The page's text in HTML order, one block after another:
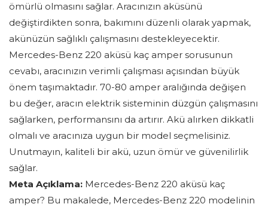
ömürlü olmasını sağlar. Aracınızın aküsünü
değiştirdikten sonra, bakımını düzenli olarak yapmak,
akünüzün sağlıklı çalışmasını destekleyecektir.
Mercedes-Benz 220 aküsü kaç amper sorusunun
cevabı, aracınızın verimli çalışması açısından büyük
önem taşımaktadır. 70-80 amper aralığında değişen
bu değer, aracın elektrik sisteminin düzgün çalışmasını
sağlarken, performansını da artırır. Akü alırken dikkatli
olmalı ve aracınıza uygun bir model seçmelisiniz.
Unutmayın, kaliteli bir akü, uzun ömür ve güvenilirlik
sağlar.
Meta Açıklama: Mercedes-Benz 220 aküsü kaç
amper? Bu makalede, Mercedes-Benz 220 modelinin